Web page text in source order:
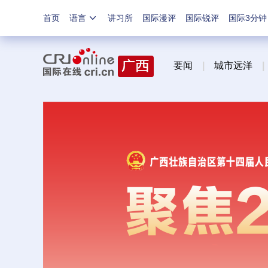
首页 语言 讲习所 国际漫评 国际锐评 国际3分钟
要闻 城市远洋